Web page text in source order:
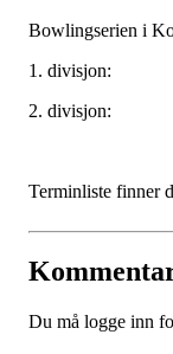
Bowlingserien i
1. divisjon:
2. divisjon:
Terminliste finner
Du må logge inn